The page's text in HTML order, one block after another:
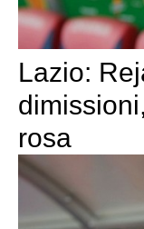
Lazio:
rosa